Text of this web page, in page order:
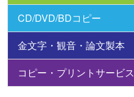
CD/DVD/BDコピー
金文字・観音・論文製本
コピー・プリントサービス